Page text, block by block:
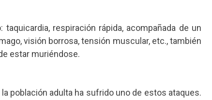
respiración rápida, acompañada de un
visión borrosa, tensión muscular, etc., también
estar muriéndose.
población adulta ha sufrido uno de estos ataques.